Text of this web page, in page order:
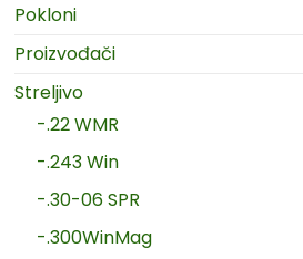
Pokloni
Proizvođači
Streljivo
-.22 WMR
-.243 Win
-.30-06 SPR
-.300WinMag